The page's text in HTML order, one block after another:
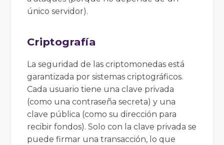
único servidor).
Criptografía
La seguridad de las criptomonedas está
garantizada por sistemas criptográficos.
Cada usuario tiene una clave privada
(como una contraseña secreta) y una
clave pública (como su dirección para
recibir fondos). Solo con la clave privada se
puede firmar una transacción, lo que